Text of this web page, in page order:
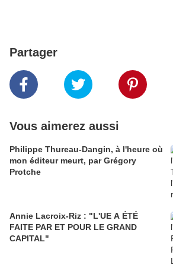
Partager
Vous aimerez aussi
Philippe Thureau-Dangin, à l'heure où
mon éditeur meurt, par Grégory
Protche
Annie Lacroix-Riz : "L'UE A ÉTÉ
FAITE PAR ET POUR LE GRAND
CAPITAL"